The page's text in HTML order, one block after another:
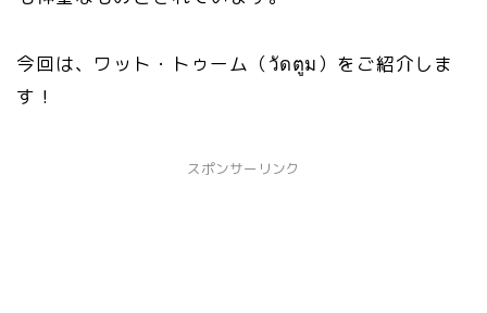
今回は、ワット・トゥーム（วัดตูม）をご紹介しま
す！
スポンサーリンク